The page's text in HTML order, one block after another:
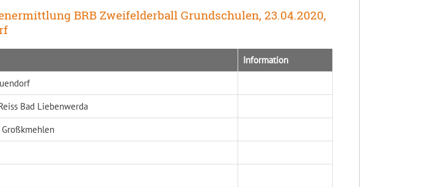
BRB Zweifelderball Grundschulen, 23.04.2020,
Information
Bad Liebenwerda
Großkmehlen